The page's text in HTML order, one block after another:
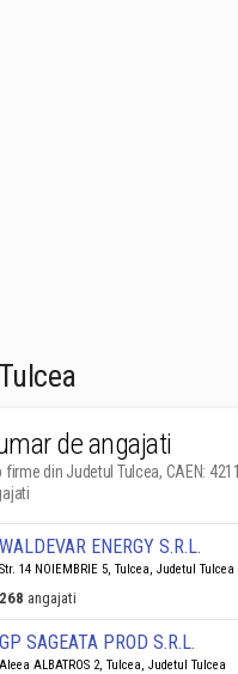
de angajati
firme din Judetul Tulcea, CAEN:
WALDEVAR ENERGY S.R.L.
Str. 14 NOIEMBRIE 5, Tulcea, Judetul Tulcea
268 angajati
GP SAGEATA PROD S.R.L.
Aleea ALBATROS 2, Tulcea, Judetul Tulcea